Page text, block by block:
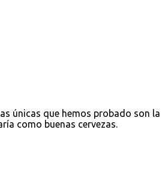
únicas que hemos probado son la
como buenas cervezas.